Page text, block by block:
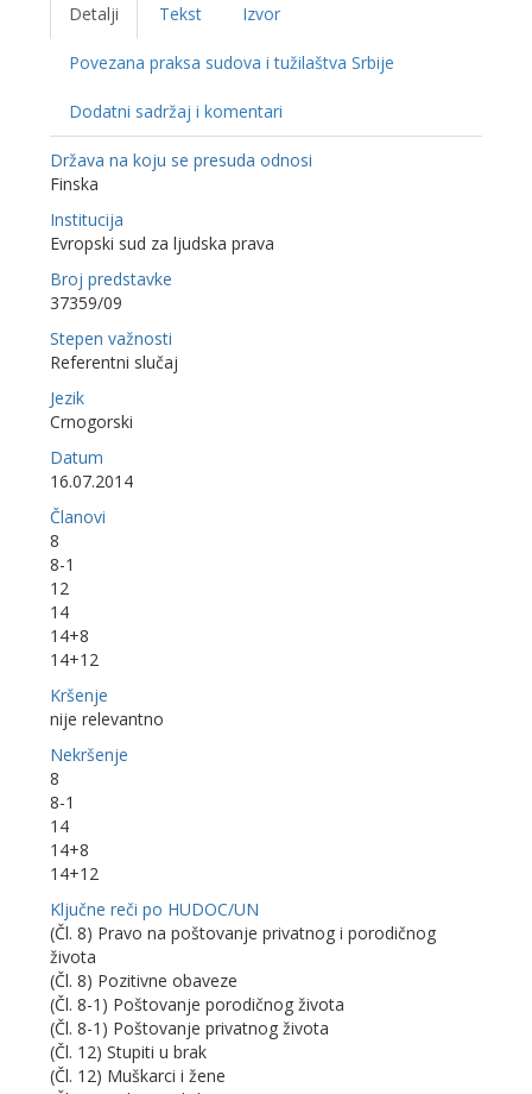
Detalji Tekst Izvor
Povezana praksa sudova i tužilaštva Srbije
Dodatni sadržaj i komentari
Država na koju se presuda odnosi
Finska
Institucija
Evropski sud za ljudska prava
Broj predstavke
37359/09
Stepen važnosti
Referentni slučaj
Jezik
Crnogorski
Datum
16.07.2014
Članovi
8
8-1
12
14
14+8
14+12
Kršenje
nije relevantno
Nekršenje
8
8-1
14
14+8
14+12
Ključne reči po HUDOC/UN
(Čl. 8) Pravo na poštovanje privatnog i porodičnog
života
(Čl. 8) Pozitivne obaveze
(Čl. 8-1) Poštovanje porodičnog života
(Čl. 8-1) Poštovanje privatnog života
(Čl. 12) Stupiti u brak
(Čl. 12) Muškarci i žene